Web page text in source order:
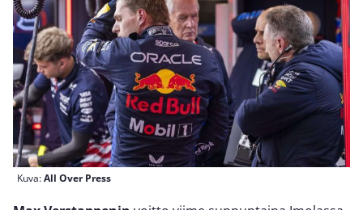
Kuva:All Over Press